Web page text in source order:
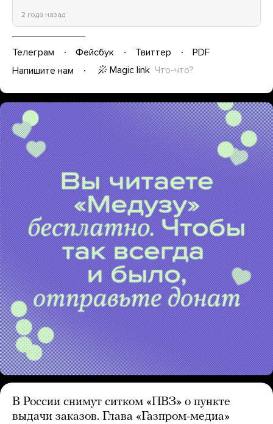
2 года назад
Телеграм Фейсбук Твиттер
PDF
Напишите нам
Magic link Что-что?
В России снимут ситком «ПВЗ» о пункте
выдачи заказов. Глава «Газпром-медиа»